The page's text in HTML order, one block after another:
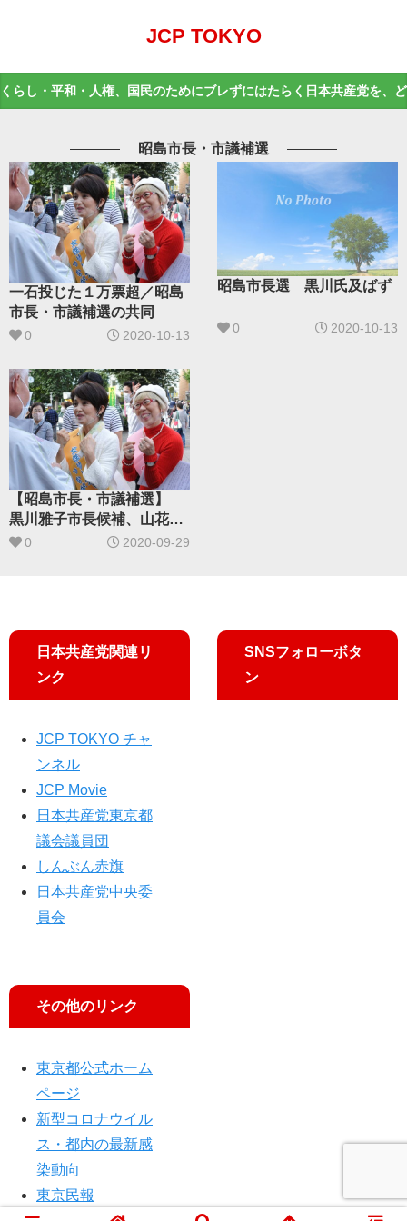
JCP TOKYO
くらし・平和・人権、国民のためにブレずにはたらく日本共産党を、
昭島市長・市議補選
一石投じた１万票超／昭島
市長・市議補選の共同
0 2020-10-13
昭島市長選 黒川氏及ばず
0 2020-10-13
【昭島市長・市議補選】
黒川雅子市長候補、山花の
り子市議候補が訴え
0 2020-09-29
日本共産党関連リ
ンク
JCP TOKYO チャ
ンネル
JCP Movie
日本共産党東京都
議会議員団
しんぶん赤旗
日本共産党中央委
員会
その他のリンク
東京都公式ホーム
ページ
新型コロナウイル
ス・都内の最新感
染動向
東京民報
SNSフォローボタ
ン